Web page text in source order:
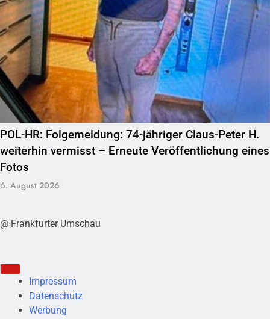
POL-HR: Folgemeldung: 74-jähriger Claus-Peter H.
weiterhin vermisst – Erneute Veröffentlichung eines
Fotos
6. August 2026
@ Frankfurter Umschau
Impressum
Datenschutz
Werbung